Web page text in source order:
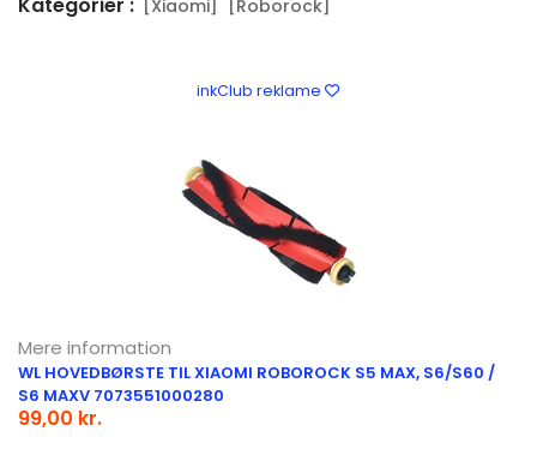
[Xiaomi] [Roborock]
inkClub reklame
Mere information
WL HOVEDBØRSTE TIL XIAOMI ROBOROCK S5 MAX, S6/S60 /
S6 MAXV 7073551000280
99,00 kr.